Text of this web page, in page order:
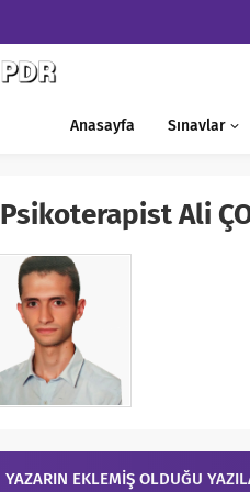
Anasayfa Sınavlar
Psikoterapist Ali
YAZARIN EKLEMİŞ OLDUĞU